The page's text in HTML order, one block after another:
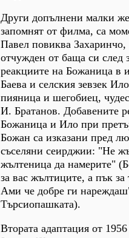
Други допълнени малки
запомнят от филма, са
Павел повиква Захаринчо,
отчужден от баща си след
реакциите на Божаница в
Баева и селския зевзек
пияница и шегобиец,
И. Братанов. Добавените
Божаница и Ило при
Божан са изказани пред
съселяни сеирджии: "Не
жълтеница да намерите"
за вас жълтиците, а пък
Ами че добре ги
Търсиопашката).
Втората адаптация от